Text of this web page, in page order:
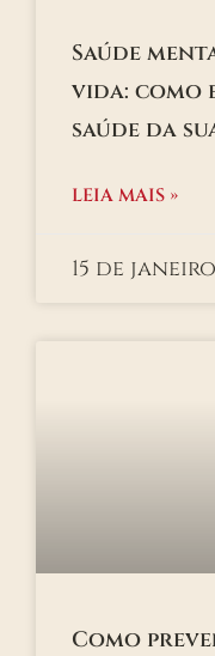
Saúde
vida: como
saúde da
LEIA MAIS »
15 de
Como